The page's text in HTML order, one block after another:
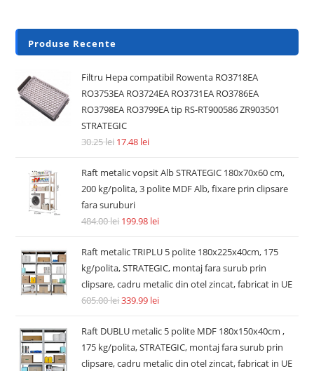
Produse Recente
Filtru Hepa compatibil Rowenta RO3718EA
RO3753EA RO3724EA RO3731EA RO3786EA
RO3798EA RO3799EA tip RS-RT900586 ZR903501
STRATEGIC
30.25lei 17.48 lei
Raft metalic vopsit Alb STRATEGIC 180x70x60 cm,
200 kg/polita, 3 polite MDF Alb, fixare prin clipsare
fara suruburi
484.00lei 199.98 lei
Raft metalic TRIPLU 5 polite 180x225x40cm, 175
kg/polita, STRATEGIC, montaj fara surub prin
clipsare, cadru metalic din otel zincat, fabricat in UE
605.00lei339.99 lei
Raft DUBLU metalic 5 polite MDF 180x150x40cm ,
175 kg/polita, STRATEGIC, montaj fara surub prin
clipsare, cadru metalic din otel zincat, fabricat in UE